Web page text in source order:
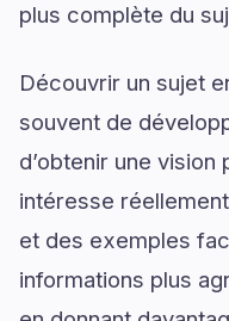
plus complète du
Découvrir un sujet
souvent de
d’obtenir une
intéresse
et des exemples
informations plus